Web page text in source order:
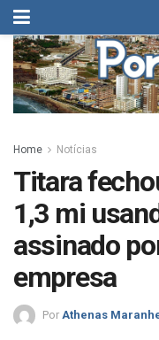
Home Notícias
Titara
1,3 mi
assinado
empresa
Por Athenas